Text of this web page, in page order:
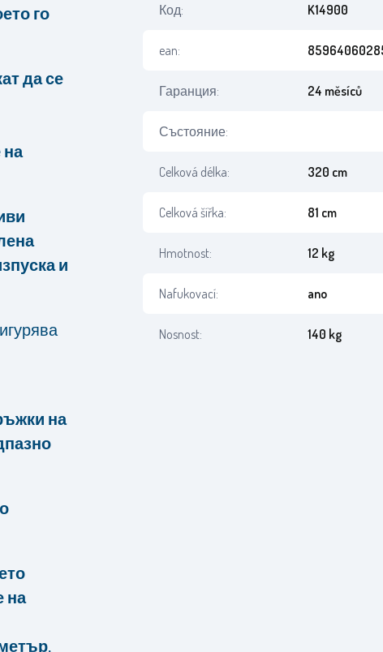
го
да се
на
и
на
на
Код: K14900
ean:
Гаранция: 24 měsíců
Състояние:
Celková délka: 320 cm
Celková šířka: 81 cm
Hmotnost: 12 kg
Nafukovací: ano
Nosnost: 140 kg